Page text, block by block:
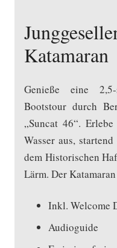
Katamaran
Genieße eine 2,5-
Bootstour durch
„Suncat 46“.
Wasser aus,
dem Historischen
Lärm. Der
Inkl. Welcome
Audioguide